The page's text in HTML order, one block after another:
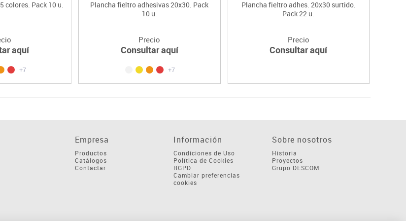
colores. Pack 10 u.
aquí
+7
Plancha fieltro adhesivas 20x30. Pack
10 u.
Precio
Consultar aquí
+7
Plancha fieltro adhes. 20x30 surtido.
Pack 22 u.
Precio
Consultar aquí
Empresa
Productos
Catálogos
Contactar
Información
Condiciones de Uso
Política de Cookies
RGPD
Cambiar preferencias
cookies
Sobre nosotros
Historia
Proyectos
Grupo DESCOM